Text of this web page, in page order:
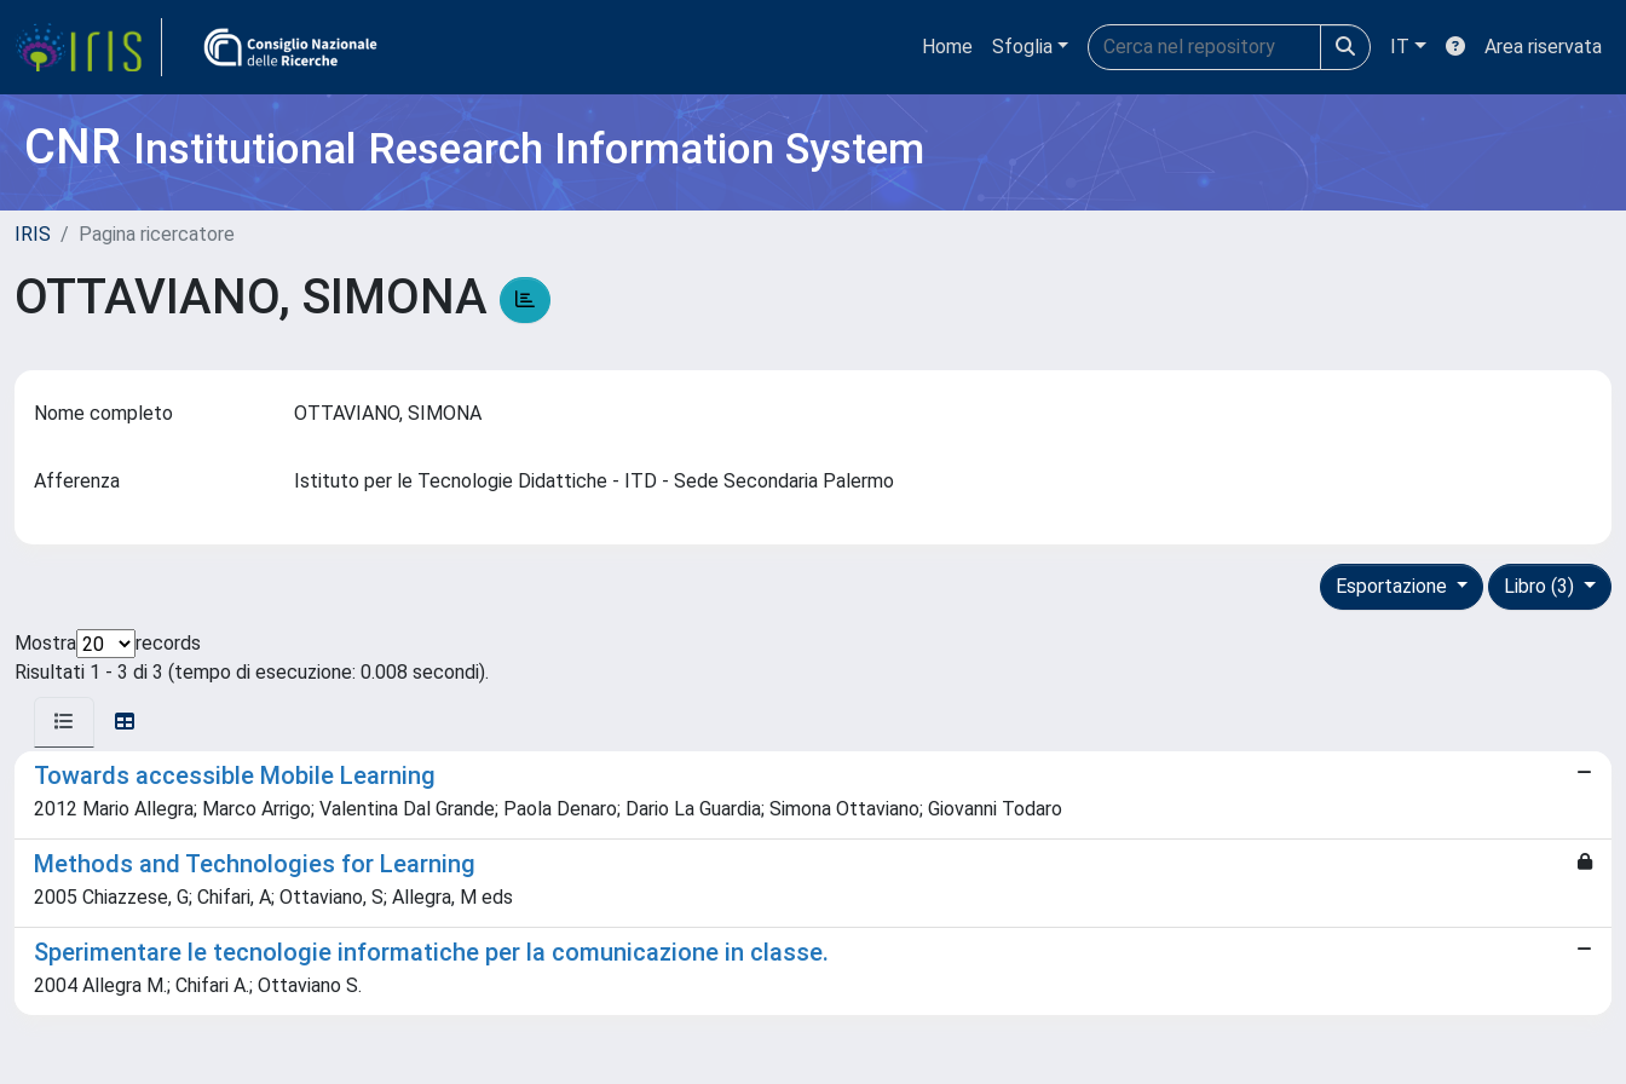
Home Sfoglia IT Area riservata
CNRInstitutional Research Information System
IRIS Pagina ricercatore
OTTAVIANO, SIMONA
Nome completo OTTAVIANO, SIMONA
Afferenza Istituto per le Tecnologie Didattiche - ITD - Sede Secondaria Palermo
Libro (3)
Esportazione
Mostra
records
Risultati 1 - 3 di 3 (tempo di esecuzione: 0.008 secondi).
Towards accessible Mobile Learning
2012 Mario Allegra; Marco Arrigo; Valentina Dal Grande; Paola Denaro; Dario La Guardia; Simona Ottaviano; Giovanni Todaro
Methods and Technologies for Learning
2005 Chiazzese, G; Chifari, A; Ottaviano, S; Allegra, M eds
Sperimentare le tecnologie informatiche per la comunicazione in classe.
2004 Allegra M.; Chifari A.; Ottaviano S.